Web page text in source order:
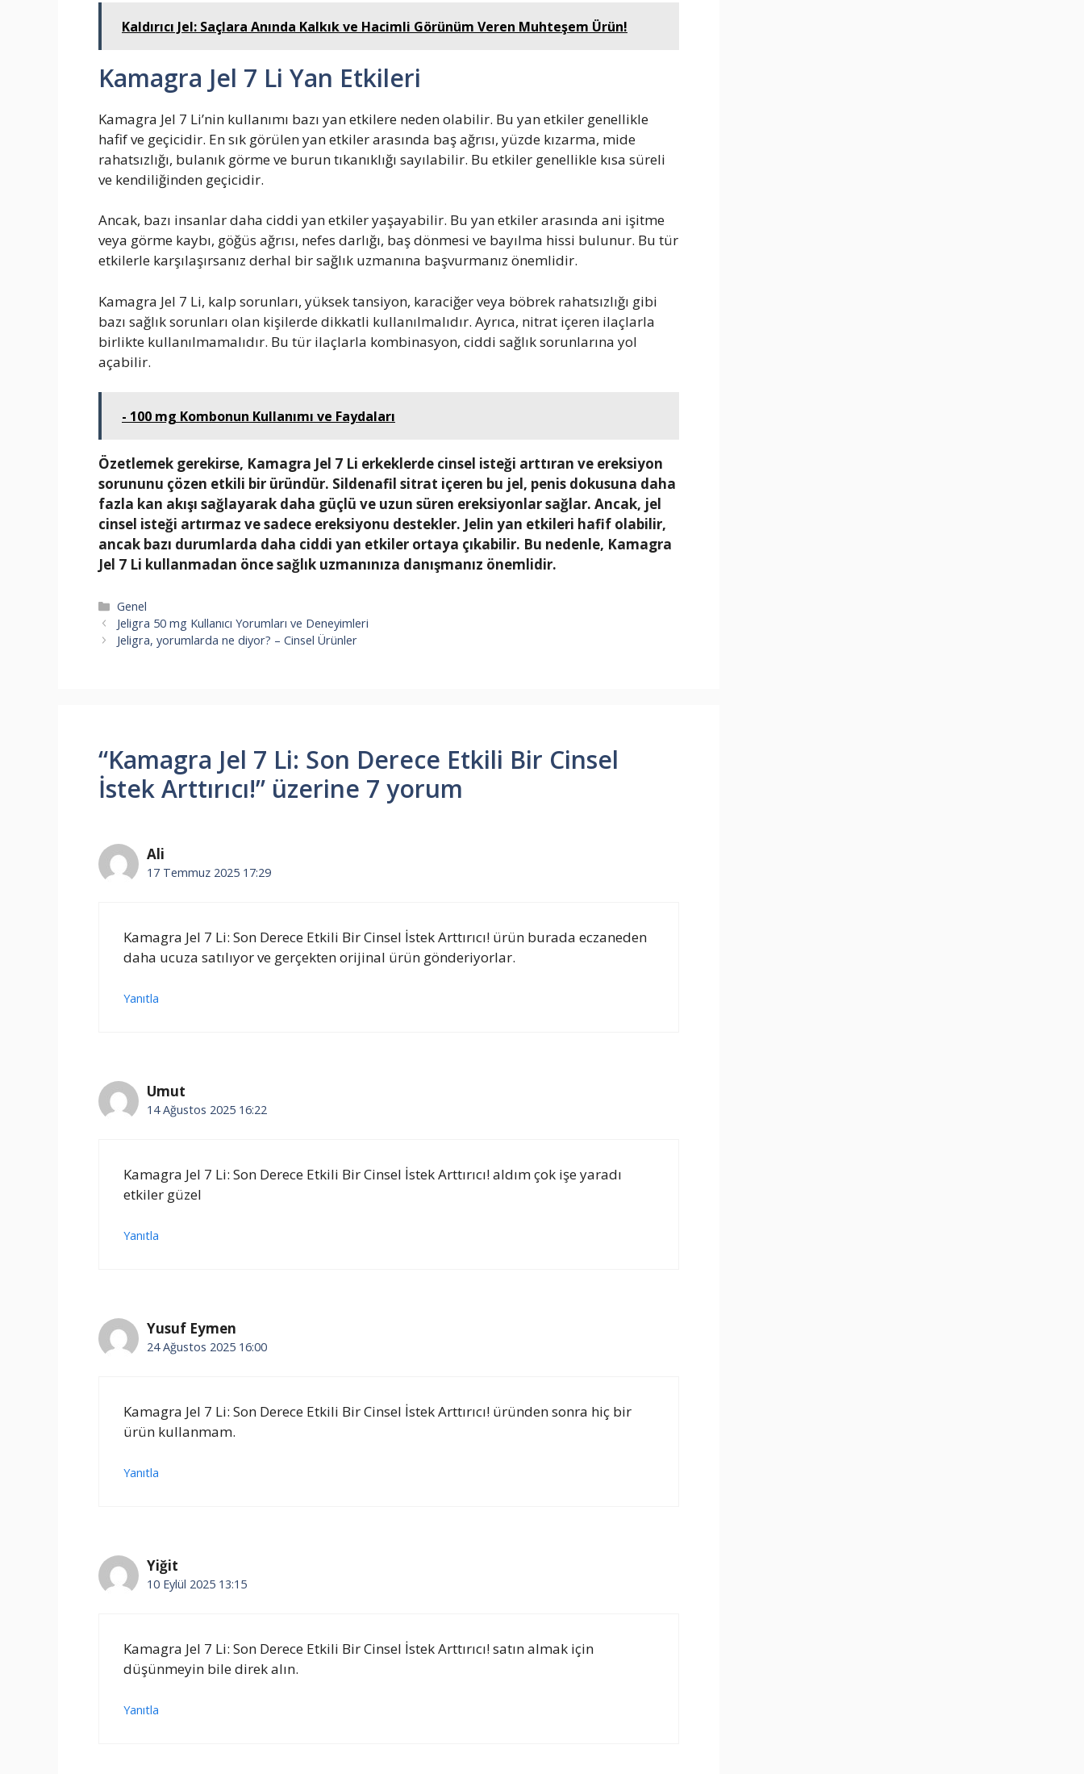
Kaldırıcı Jel: Saçlara Anında Kalkık ve Hacimli Görünüm Veren Muhteşem Ürün!
Kamagra Jel 7 Li Yan Etkileri
Kamagra Jel 7 Li’nin kullanımı bazı yan etkilere neden olabilir. Bu yan etkiler genellikle
hafif ve geçicidir. En sık görülen yan etkiler arasında baş ağrısı, yüzde kızarma, mide
rahatsızlığı, bulanık görme ve burun tıkanıklığı sayılabilir. Bu etkiler genellikle kısa süreli
ve kendiliğinden geçicidir.
Ancak, bazı insanlar daha ciddi yan etkiler yaşayabilir. Bu yan etkiler arasında ani işitme
veya görme kaybı, göğüs ağrısı, nefes darlığı, baş dönmesi ve bayılma hissi bulunur. Bu tür
etkilerle karşılaşırsanız derhal bir sağlık uzmanına başvurmanız önemlidir.
Kamagra Jel 7 Li, kalp sorunları, yüksek tansiyon, karaciğer veya böbrek rahatsızlığı gibi
bazı sağlık sorunları olan kişilerde dikkatli kullanılmalıdır. Ayrıca, nitrat içeren ilaçlarla
birlikte kullanılmamalıdır. Bu tür ilaçlarla kombinasyon, ciddi sağlık sorunlarına yol
açabilir.
- 100 mg Kombonun Kullanımı ve Faydaları
Özetlemek gerekirse, Kamagra Jel 7 Li erkeklerde cinsel isteği arttıran ve ereksiyon
sorununu çözen etkili bir üründür. Sildenafil sitrat içeren bu jel, penis dokusuna daha
fazla kan akışı sağlayarak daha güçlü ve uzun süren ereksiyonlar sağlar. Ancak, jel
cinsel isteği artırmaz ve sadece ereksiyonu destekler. Jelin yan etkileri hafif olabilir,
ancak bazı durumlarda daha ciddi yan etkiler ortaya çıkabilir. Bu nedenle, Kamagra
Jel 7 Li kullanmadan önce sağlık uzmanınıza danışmanız önemlidir.
Kategoriler
Genel
Jeligra 50 mg Kullanıcı Yorumları ve Deneyimleri
Jeligra, yorumlarda ne diyor? – Cinsel Ürünler
“Kamagra Jel 7 Li: Son Derece Etkili Bir Cinsel
İstek Arttırıcı!” üzerine 7 yorum
Ali
17 Temmuz 2025 17:29
Kamagra Jel 7 Li: Son Derece Etkili Bir Cinsel İstek Arttırıcı! ürün burada eczaneden
daha ucuza satılıyor ve gerçekten orijinal ürün gönderiyorlar.
Yanıtla
Umut
14 Ağustos 2025 16:22
Kamagra Jel 7 Li: Son Derece Etkili Bir Cinsel İstek Arttırıcı! aldım çok işe yaradı
etkiler güzel
Yanıtla
Yusuf Eymen
24 Ağustos 2025 16:00
Kamagra Jel 7 Li: Son Derece Etkili Bir Cinsel İstek Arttırıcı! üründen sonra hiç bir
ürün kullanmam.
Yanıtla
Yiğit
10 Eylül 2025 13:15
Kamagra Jel 7 Li: Son Derece Etkili Bir Cinsel İstek Arttırıcı! satın almak için
düşünmeyin bile direk alın.
Yanıtla